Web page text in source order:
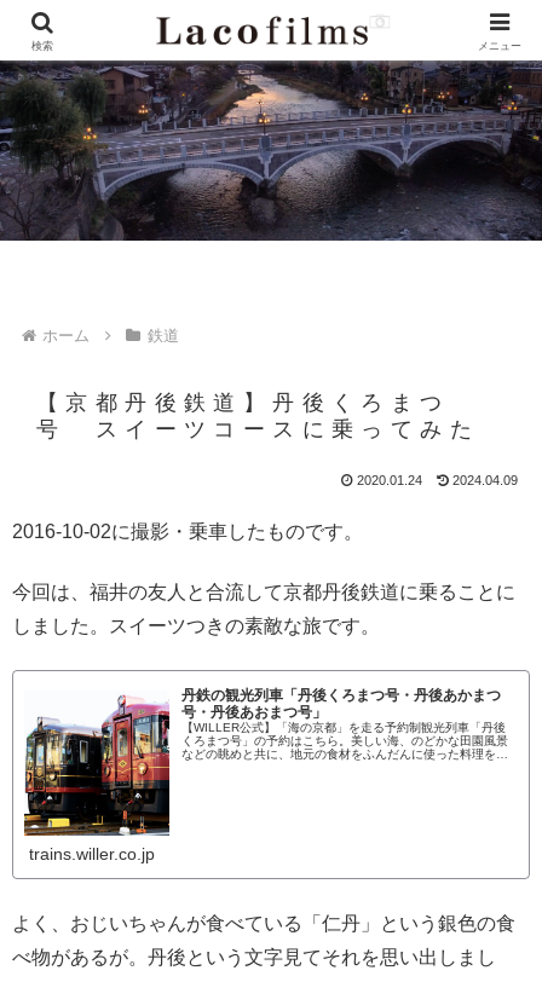
ホーム 鉄道
【京都丹後鉄道】丹後くろまつ
号 スイーツコースに乗ってみた
2020.01.24 2024.04.09
2016-10-02に撮影・乗車したものです。
今回は、福井の友人と合流して京都丹後鉄道に乗ることに
しました。スイーツつきの素敵な旅です。
丹鉄の観光列車「丹後くろまつ号・丹後あかまつ
号・丹後あおまつ号」
【WILLER公式】「海の京都」を走る予約制観光列車「丹後
くろまつ号」の予約はこちら。美しい海、のどかな田園風景
などの眺めと共に、地元の食材をふんだんに使った料理を味
trains.willer.co.jp
よく、おじいちゃんが食べている「仁丹」という銀色の食
べ物があるが。丹後という文字見てそれを思い出しまし
検索 メニュー